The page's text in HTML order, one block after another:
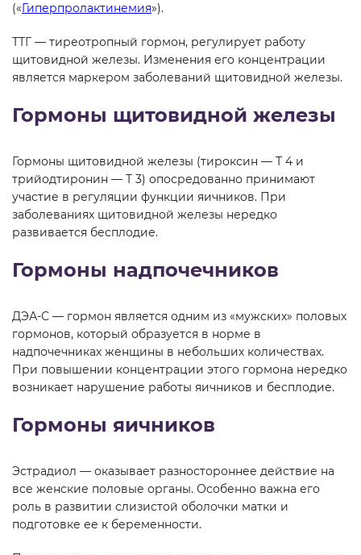
(«Гиперпролактинемия»).
ТТГ — тиреотропный гормон, регулирует работу
щитовидной железы. Изменения его концентрации
является маркером заболеваний щитовидной железы.
Гормоны щитовидной железы
Гормоны щитовидной железы (тироксин — Т 4 и
трийодтиронин — Т 3) опосредованно принимают
участие в регуляции функции яичников. При
заболеваниях щитовидной железы нередко
развивается бесплодие.
Гормоны надпочечников
ДЭА-С — гормон является одним из «мужских» половых
гормонов, который образуется в норме в
надпочечниках женщины в небольших количествах.
При повышении концентрации этого гормона нередко
возникает нарушение работы яичников и бесплодие.
Гормоны яичников
Эстрадиол — оказывает разностороннее действие на
все женские половые органы. Особенно важна его
роль в развитии слизистой оболочки матки и
подготовке ее к беременности.